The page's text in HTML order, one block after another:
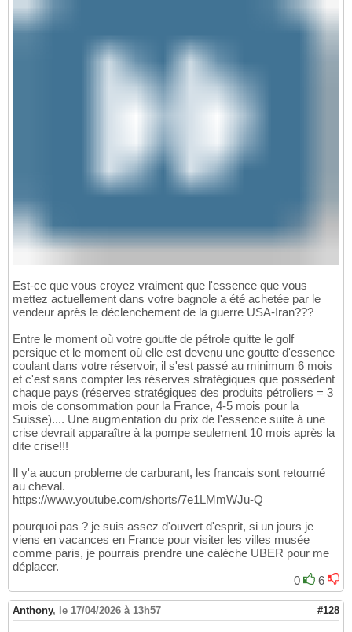
Est-ce que vous croyez vraiment que l'essence que vous
mettez actuellement dans votre bagnole a été achetée par le
vendeur après le déclenchement de la guerre USA-Iran???
Entre le moment où votre goutte de pétrole quitte le golf
persique et le moment où elle est devenu une goutte d'essence
coulant dans votre réservoir, il s'est passé au minimum 6 mois
et c'est sans compter les réserves stratégiques que possèdent
chaque pays (réserves stratégiques des produits pétroliers = 3
mois de consommation pour la France, 4-5 mois pour la
Suisse).... Une augmentation du prix de l'essence suite à une
crise devrait apparaître à la pompe seulement 10 mois après la
dite crise!!!
Il y'a aucun probleme de carburant, les francais sont retourné
au cheval.
https://www.youtube.com/shorts/7e1LMmWJu-Q
pourquoi pas ? je suis assez d'ouvert d'esprit, si un jours je
viens en vacances en France pour visiter les villes musée
comme paris, je pourrais prendre une calèche UBER pour me
déplacer.
0
6
Anthony, le 17/04/2026 à 13h57 #128